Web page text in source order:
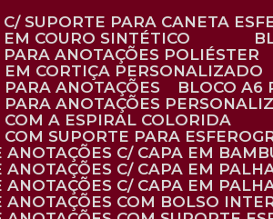
C/ SUPORTE PARA CANETA
EM COURO SINTÉTICO
PARA ANOTAÇÕES POLIÉSTER
EM CORTIÇA PERSONALIZADO
PARA ANOTAÇÕES
BLOCO
PARA ANOTAÇÕES
COM A ESPIRAL COLORIDA
COM SUPORTE PARA
ANOTAÇÕES C/ CAPA EM
ANOTAÇÕES C/ CAPA EM
ANOTAÇÕES C/ CAPA EM
ANOTAÇÕES COM BOLSO